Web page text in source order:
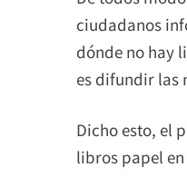
ciudadanos
dónde no hay
es difundir las
Dicho esto, el
libros papel